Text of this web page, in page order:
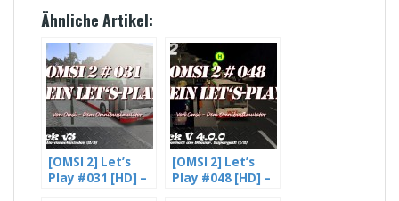
Ähnliche Artikel:
[OMSI 2] Let’s
Play #031 [HD] –
[OMSI 2] Let’s
Play #048 [HD] –